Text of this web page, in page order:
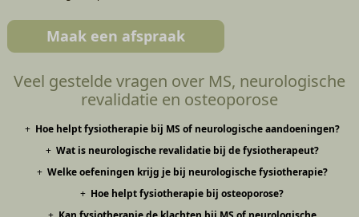
Maak een afspraak
Veel gestelde vragen over MS, neurologische
revalidatie en osteoporose
Hoe helpt fysiotherapie bij MS of neurologische aandoeningen?
Fysiotherapie helpt om kracht, balans en coördinatie te verbeteren. Ook
leer je beter omgaan met vermoeidheid en beperkingen. Het doel is om
zo zelfstandig mogelijk te blijven functioneren.
Wat is neurologische revalidatie bij de fysiotherapeut?
Dit is begeleiding bij herstel na bijvoorbeeld een beroerte,
zenuwschade of aandoeningen zoalsMultiple Sclerose. De behandeling
richt zich op opnieuw leren bewegen, balans en dagelijkse handelingen.
Welke oefeningen krijg je bij neurologische fysiotherapie?
De oefeningen richten zich op balans, spierkracht, coördinatie en
looptraining. Vaak wordt er gewerkt met herhaling en functionele
Hoe helpt fysiotherapie bij osteoporose?